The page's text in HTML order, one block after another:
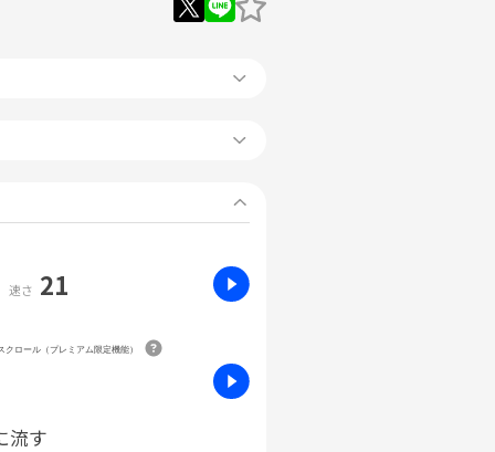
速さ 21
クロール（プレミアム限定機能）
流す